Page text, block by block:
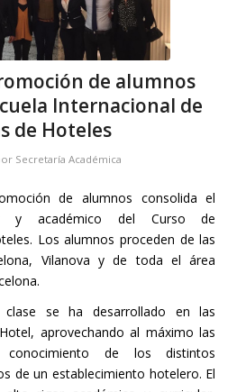
de alumnos
Internacional de
de Hoteles
Secretaría Académica
de alumnos consolida el
y académico del Curso de
Los alumnos proceden de las
Vilanova y de toda el área
se ha desarrollado en las
aprovechando al máximo las
de los distintos
de un establecimiento hotelero. El